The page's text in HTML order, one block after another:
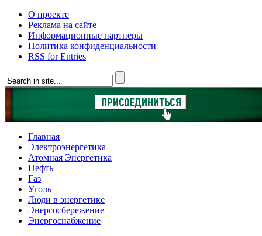
О проекте
Реклама на сайте
Информационные партнеры
Политика конфиденциальности
RSS for Entries
Главная
Электроэнергетика
Атомная Энергетика
Нефть
Газ
Уголь
Люди в энергетике
Энергосбережение
Энергоснабжение